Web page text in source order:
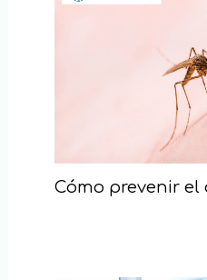
Cómo prevenir el